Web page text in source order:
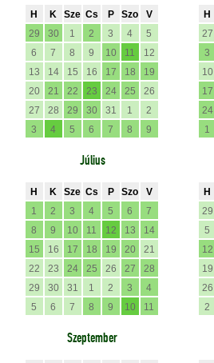
H K Sze Cs P Szo
V
29
30 1 2 3 4
5
6
7 8 9 10 11
12
13
14 15 16 17 18
19
20
21 22 23 24 25
26
27
28 29 30 31 1
2
3
4 5 6 7 8 9
H
27
3
10
17
24
1
Július
H K Sze Cs P Szo
V
1
2 3 4 5 6
7
8
9 10 11 12 13
14
15
16 17 18 19 20
21
22
23 24 25 26 27
28
29
30 31 1 2 3
4
5
6 7 8 9 10 11
H
29
5
12
19
26
2
Szeptember